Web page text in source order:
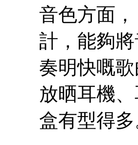
音色方面
計，能夠
奏明快嘅
放晒耳機
盒有型得多